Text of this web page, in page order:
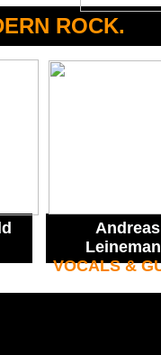
ROCK.
Andreas
VOCALS &